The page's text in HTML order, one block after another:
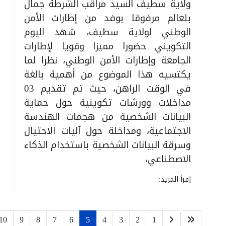
ولاية سطيف السيد مراقب الشرطة جمال
بلعالم مرفوقا بوفد من إطارات الأمن
الوطني لولاية سطيف، شهد اليوم
التكويني حضورا مميزا وقويا لإطارات
الجامعة وإطارات الأمن الوطني، نظرا لما
يكتسيه هذا الموضوع من أهمية بالغة
في الوقت الراهن، حيث تم تقديم 03
مداخلات وورشات تكوينية حول حماية
البيانات الشخصية من هجمات الهندسة
الاجتماعية، ومداخلة حول آليات الاحتيال
وسرقة البيانات الشخصية باستخدام الذكاء
الاصطناعي،
اِقرأ المزيد:
1
2
3
4
5
6
7
8
9